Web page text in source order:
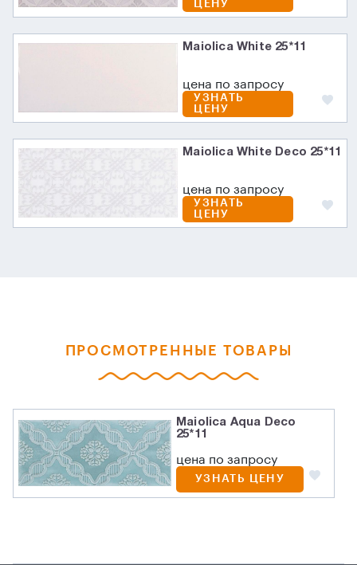
ЦЕНУ
Maiolica White 25*11
цена по запросу
УЗНАТЬ
ЦЕНУ
Maiolica White Deco 25*11
цена по запросу
УЗНАТЬ
ЦЕНУ
ПРОСМОТРЕННЫЕ ТОВАРЫ
Maiolica Aqua Deco
25*11
цена по запросу
УЗНАТЬ ЦЕНУ